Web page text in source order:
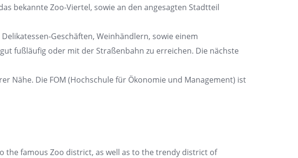
bekannte Zoo-Viertel, sowie an den angesagten Stadtteil
Geschäften, Weinhändlern, sowie einem
fußläufig oder mit der Straßenbahn zu erreichen. Die nächste
Nähe. Die FOM (Hochschule für Ökonomie und Management) ist
the famous Zoo district, as well as to the trendy district of